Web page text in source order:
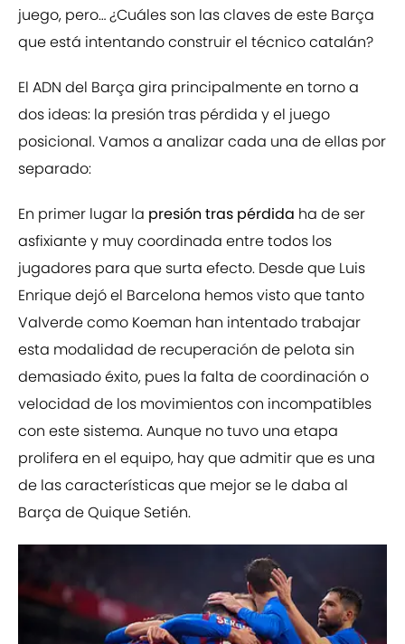
juego, pero… ¿Cuáles son las claves de este Barça
que está intentando construir el técnico catalán?
El ADN del Barça gira principalmente en torno a
dos ideas: la presión tras pérdida y el juego
posicional. Vamos a analizar cada una de ellas por
separado:
En primer lugar la presión tras pérdida ha de ser
asfixiante y muy coordinada entre todos los
jugadores para que surta efecto. Desde que Luis
Enrique dejó el Barcelona hemos visto que tanto
Valverde como Koeman han intentado trabajar
esta modalidad de recuperación de pelota sin
demasiado éxito, pues la falta de coordinación o
velocidad de los movimientos con incompatibles
con este sistema. Aunque no tuvo una etapa
prolifera en el equipo, hay que admitir que es una
de las características que mejor se le daba al
Barça de Quique Setién.